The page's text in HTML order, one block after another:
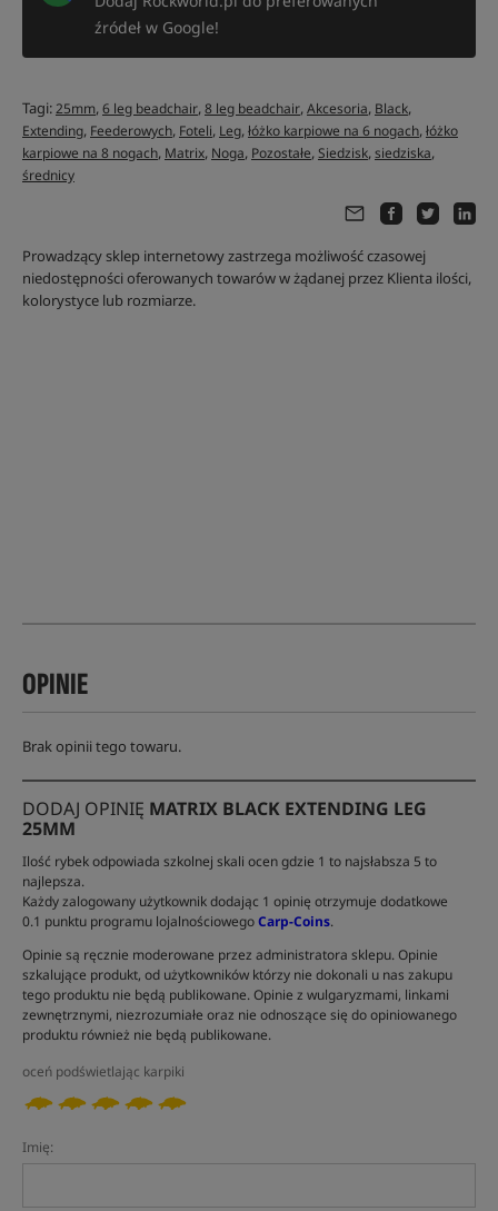
źródeł w Google!
Tagi:25mm,6 leg beadchair,8 leg beadchair,Akcesoria, Black,
Extending, Feederowych, Foteli, Leg,łóżko karpiowe na 6 nogach,łóżko
karpiowe na 8 nogach, Matrix, Noga, Pozostałe,Siedzisk,siedziska,
średnicy
Prowadzący sklep internetowy zastrzega możliwość czasowej
niedostępności oferowanych towarów w żądanej przez Klienta ilości,
kolorystyce lub rozmiarze.
OPINIE
Brak opinii tego towaru.
DODAJ OPINIĘ MATRIX BLACK EXTENDING LEG
25MM
Ilość rybek odpowiada szkolnej skali ocen gdzie 1 to najsłabsza 5 to
najlepsza.
Każdy zalogowany użytkownik dodając 1 opinię otrzymuje dodatkowe
0.1 punktu programu lojalnościowegoCarp-Coins.
Opinie są ręcznie moderowane przez administratora sklepu. Opinie
szkalujące produkt, od użytkowników którzy nie dokonali u nas zakupu
tego produktu nie będą publikowane. Opinie z wulgaryzmami, linkami
zewnętrznymi, niezrozumiałe oraz nie odnoszące się do opiniowanego
produktu również nie będą publikowane.
oceń podświetlając karpiki
Imię: